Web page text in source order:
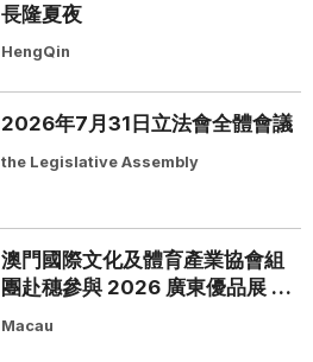
長隆夏夜
HengQin
2026年7月31日立法會全體會議
the Legislative Assembly
澳門國際文化及體育產業協會組
團赴穗參與 2026 廣東優品展 搭
建粵澳聯動橋樑助推粵品走向葡
Macau